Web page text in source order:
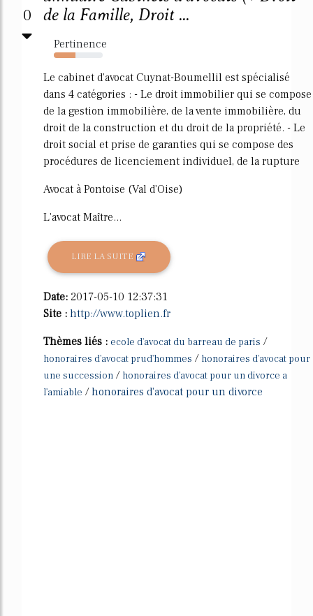
0
de la Famille, Droit ...
Pertinence
44%
Le cabinet d'avocat Cuynat-Boumellil est spécialisé
dans 4 catégories : - Le droit immobilier qui se compose
de la gestion immobilière, de la vente immobilière, du
droit de la construction et du droit de la propriété. - Le
droit social et prise de garanties qui se compose des
procédures de licenciement individuel, de la rupture
Avocat à Pontoise (Val d'Oise)
L'avocat Maître...
LIRE LA SUITE
Date: 2017-05-10 12:37:31
Site : http://www.toplien.fr
Thèmes liés : ecole d'avocat du barreau de paris /
honoraires d'avocat prud'hommes / honoraires d'avocat pour
une succession / honoraires d'avocat pour un divorce a
l'amiable /honoraires d'avocat pour un divorce